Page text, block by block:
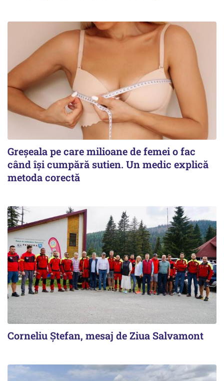
Greșeala pe care milioane de femei o fac
când își cumpără sutien. Un medic explică
metoda corectă
Corneliu Ștefan, mesaj de Ziua Salvamont